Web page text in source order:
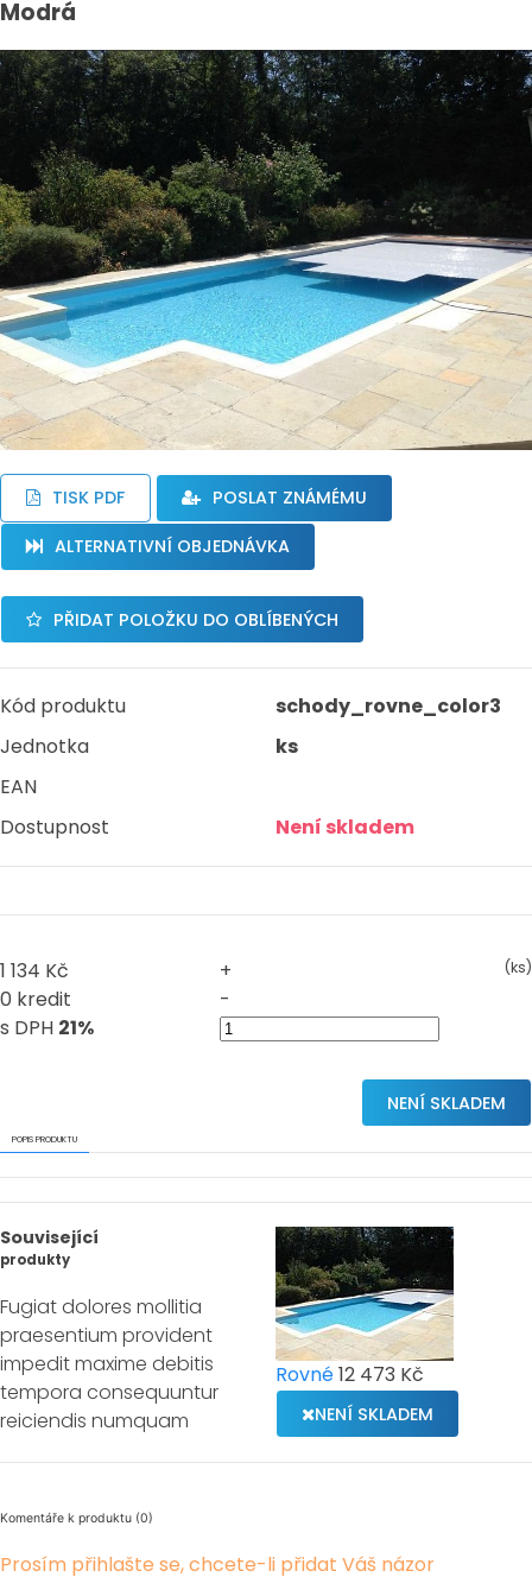
Modrá
TISK PDF POSLAT ZNÁMÉMU
ALTERNATIVNÍ OBJEDNÁVKA
PŘIDAT POLOŽKU DO OBLÍBENÝCH
Kód produktu
schody_rovne_color3
Jednotka
ks
EAN
Dostupnost
Není skladem
1 134 Kč
0 kredit
s DPH 21%
(ks)
+
-
NENÍ SKLADEM
POPIS PRODUKTU
Související
produkty
Fugiat dolores mollitia
praesentium provident
impedit maxime debitis
tempora consequuntur
reiciendis numquam
Rovné12 473 Kč
NENÍ SKLADEM
Komentáře k produktu (0)
Prosím přihlašte se, chcete-li přidat Váš názor